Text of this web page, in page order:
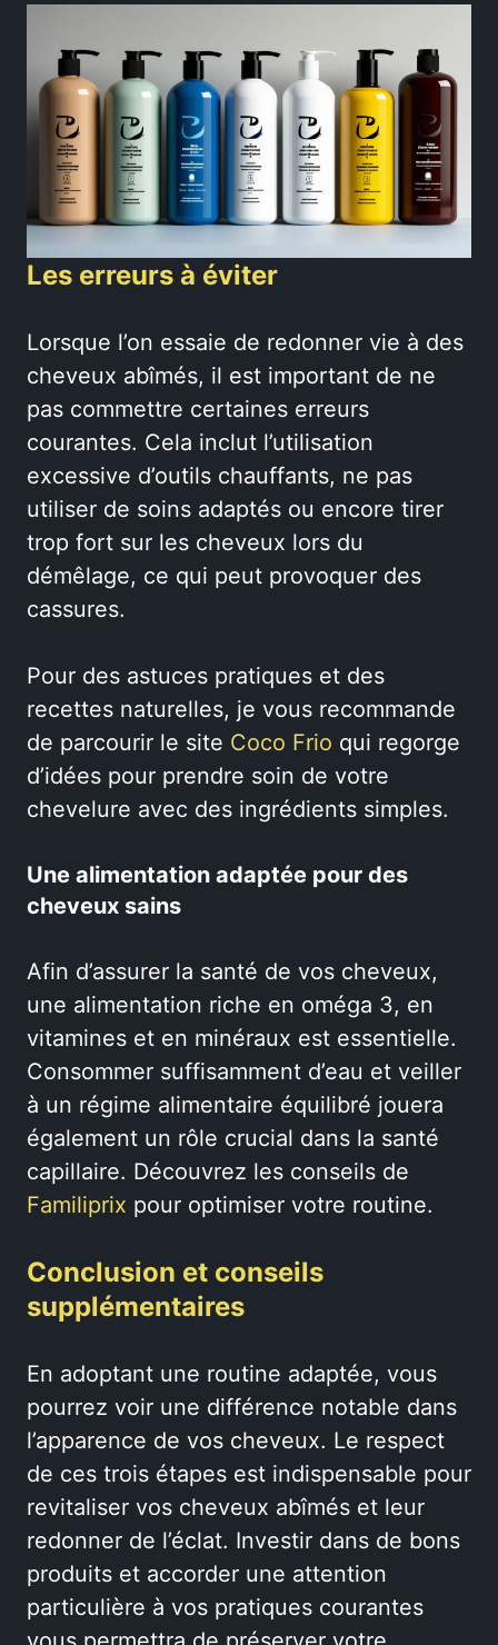
Les erreurs à éviter
Lorsque l’on essaie de redonner vie à des
cheveux abîmés, il est important de ne
pas commettre certaines erreurs
courantes. Cela inclut l’utilisation
excessive d’outils chauffants, ne pas
utiliser de soins adaptés ou encore tirer
trop fort sur les cheveux lors du
démêlage, ce qui peut provoquer des
cassures.
Pour des astuces pratiques et des
recettes naturelles, je vous recommande
de parcourir le site Coco Frio qui regorge
d’idées pour prendre soin de votre
chevelure avec des ingrédients simples.
Une alimentation adaptée pour des
cheveux sains
Afin d’assurer la santé de vos cheveux,
une alimentation riche en oméga 3, en
vitamines et en minéraux est essentielle.
Consommer suffisamment d’eau et veiller
à un régime alimentaire équilibré jouera
également un rôle crucial dans la santé
capillaire. Découvrez les conseils de
Familiprix pour optimiser votre routine.
Conclusion et conseils
supplémentaires
En adoptant une routine adaptée, vous
pourrez voir une différence notable dans
l’apparence de vos cheveux. Le respect
de ces trois étapes est indispensable pour
revitaliser vos cheveux abîmés et leur
redonner de l’éclat. Investir dans de bons
produits et accorder une attention
particulière à vos pratiques courantes